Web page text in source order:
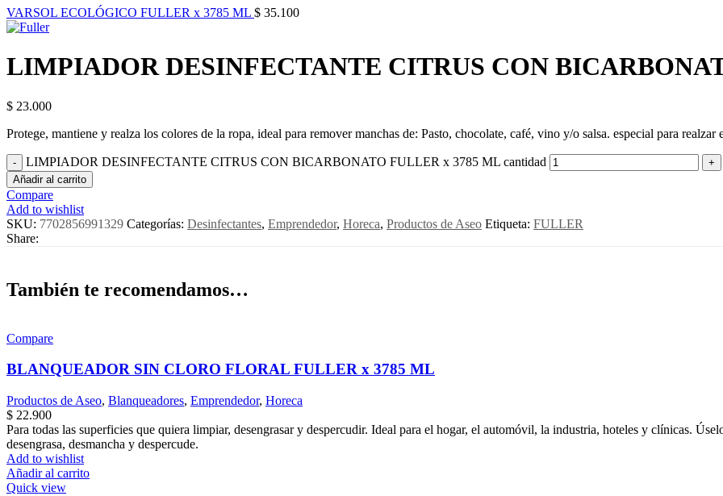
VARSOL ECOLÓGICO FULLER x 3785 ML $ 35.100
LIMPIADOR DESINFECTANTE CITRUS CON
$ 23.000
Protege, mantiene y realza los colores de la ropa, ideal para remover manchas de: Pasto, chocolate, café, vino y/o salsa. especial para
LIMPIADOR DESINFECTANTE CITRUS CON BICARBONATO FULLER x 3785 ML cantidad
Añadir al carrito
Compare
Add to wishlist
SKU: 7702856991329 Categorías: Desinfectantes, Emprendedor, Horeca, Productos de Aseo Etiqueta: FULLER
Share:
También te recomendamos…
Compare
BLANQUEADOR SIN CLORO FLORAL FULLER x 3785 ML
Productos de Aseo, Blanqueadores, Emprendedor, Horeca
$ 22.900
Para todas las superficies que quiera limpiar, desengrasar y despercudir. Ideal para el hogar, el automóvil, la industria, hoteles y clínicas.
desengrasa, desmancha y despercude.
Add to wishlist
Añadir al carrito
Quick view